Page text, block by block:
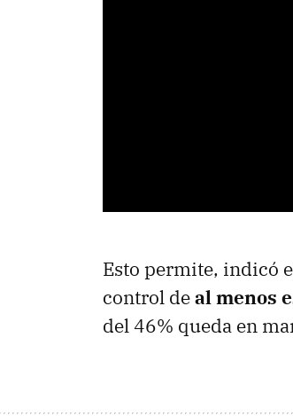
Esto permite, indicó
control deal menos
del 46% queda en